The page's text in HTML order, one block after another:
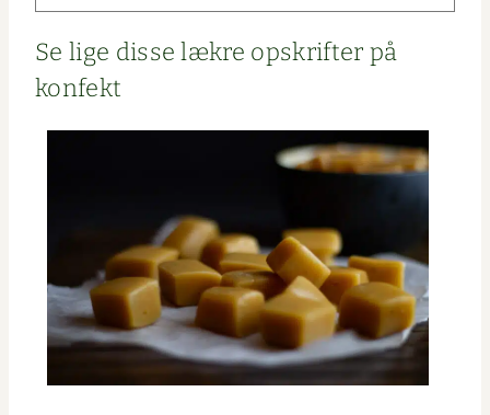
Se lige disse lækre opskrifter på
konfekt